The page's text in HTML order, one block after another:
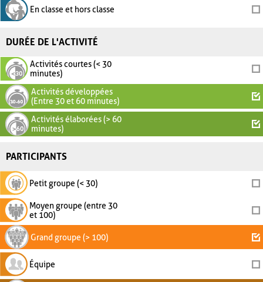
En classe et hors classe
DURÉE DE L'ACTIVITÉ
Activités courtes (< 30
minutes)
Activités développées
(Entre 30 et 60 minutes)
Activités élaborées (> 60
minutes)
PARTICIPANTS
Petit groupe (< 30)
Moyen groupe (entre 30
et 100)
Grand groupe (> 100)
Équipe